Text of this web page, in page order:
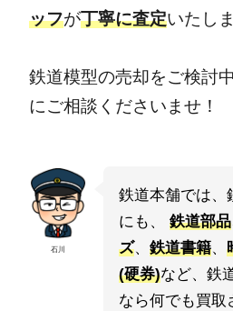
ッフが丁寧に査定いたしま
鉄道模型の売却をご検討
にご相談くださいませ！
石川
鉄道本舗では、
にも、 鉄道部品
ズ、 鉄道書籍、
(硬券)など、鉄
なら何でも買取